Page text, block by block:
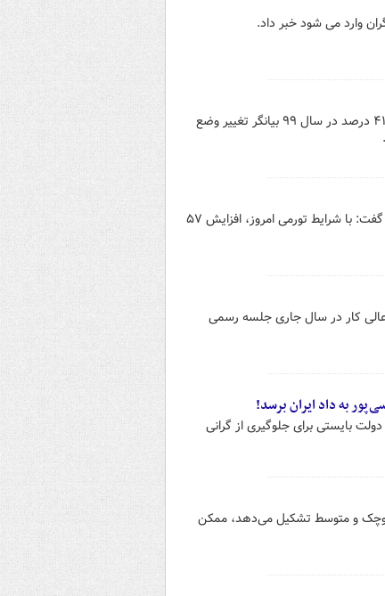
وارد می شود خبر داد.
افزایش ۱.۹ درصدی سهم کارگران مشمول قانون کار از ۳۹.۸درصد در سال ۹۶به ۴۱.۷ درصد در سال ۹۹ بیانگر تغییر وضع
رئیس کمیسیون اقتصادی مجلس شورای اسلامی با اشاره به کم بودن حقوق کارگران گفت: با شرایط تورمی امروز، افزایش ۵۷
عالی کار در سال جاری جلسه رسمی
که دولت بایستی برای جلوگیری از گرانی
کوچک و متوسط تشکیل می‌دهد، ممکن